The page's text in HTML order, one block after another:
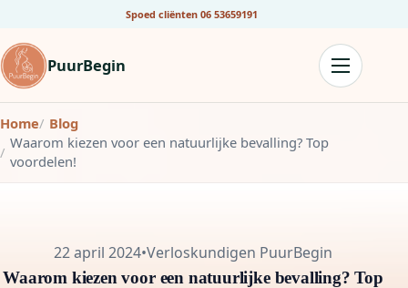
Spoed cliënten 06 53659191
PuurBegin
Home
Blog
Waarom kiezen voor een natuurlijke bevalling? Top
voordelen!
22 april 2024•Verloskundigen PuurBegin
Waarom kiezen voor een natuurlijke bevalling? Top